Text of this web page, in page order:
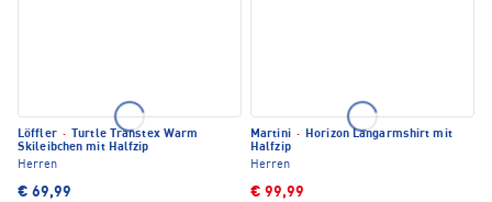
Löffler ·
Turtle Transtex Warm
Skileibchen mit Halfzip
Herren
€ 69,99
Martini · Horizon Langarmshirt mit
Halfzip
Herren
€ 99,99